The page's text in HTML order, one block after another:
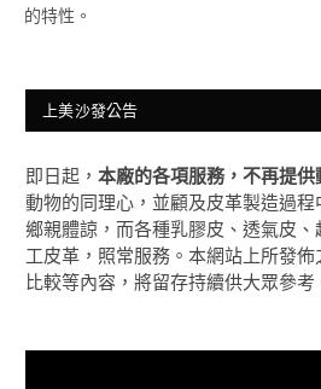
的特性。
上美沙發公告
即日起， 本廠的各項服務，不再提供
動物的同理心，並顧及皮革製造過
鄉親體諒，而各種乳膠皮、透氣皮
工皮革，照常服務。本網站上所發
比較等內容，將留存持續供大眾參